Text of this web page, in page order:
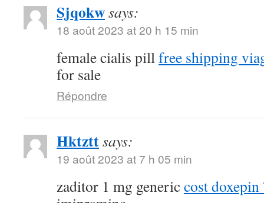
Sjqokwsays:
18 août 2023 at 20 h 15 min
female cialis pillfree shipping
for sale
Répondre
Hktzttsays:
19 août 2023 at 7 h 05 min
zaditor 1 mg genericcost